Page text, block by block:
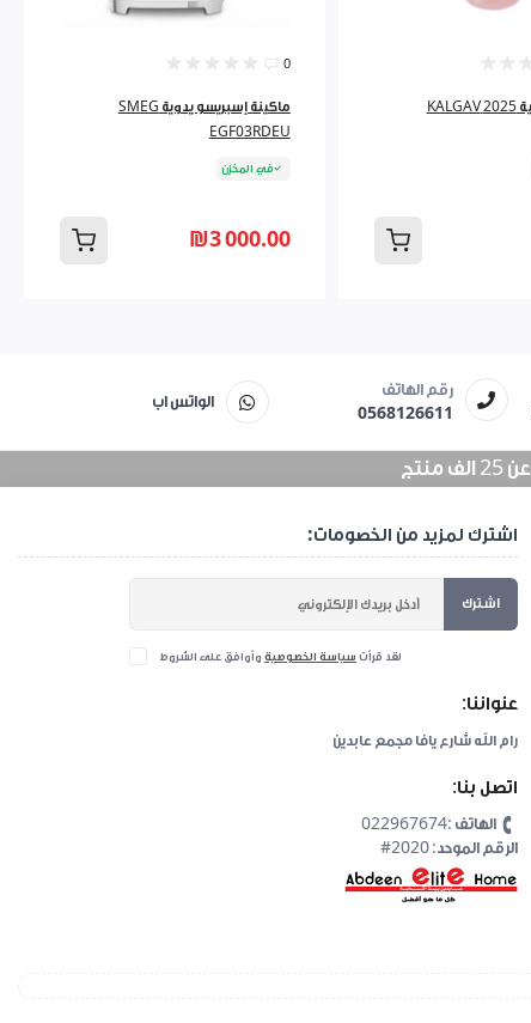
شنطة مدرسية 2025 KALGAV
0
ماكينة إسبريسو يدوية SMEG
EGF03RDEU
في المخزن
₪3 000.00
رقم الهاتف
0568126611
الواتس اب
اشترك لمزيد من الخصومات:
اشترك
لقد قرأت سياسة الخصوصية وأوافق على الشروط
عنواننا:
رام الله شارع يافا مجمع عابدين
اتصل بنا:
الهاتف :022967674
#2020 :الرقم الموحد